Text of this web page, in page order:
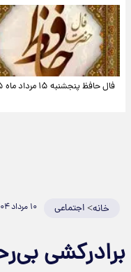
فال حافظ پنجشنبه ۱۵ مرداد ماه ۱۴۰۵
خانه>اجتماعی ۱۰ مرداد ۱۴۰۴
برادرکشی